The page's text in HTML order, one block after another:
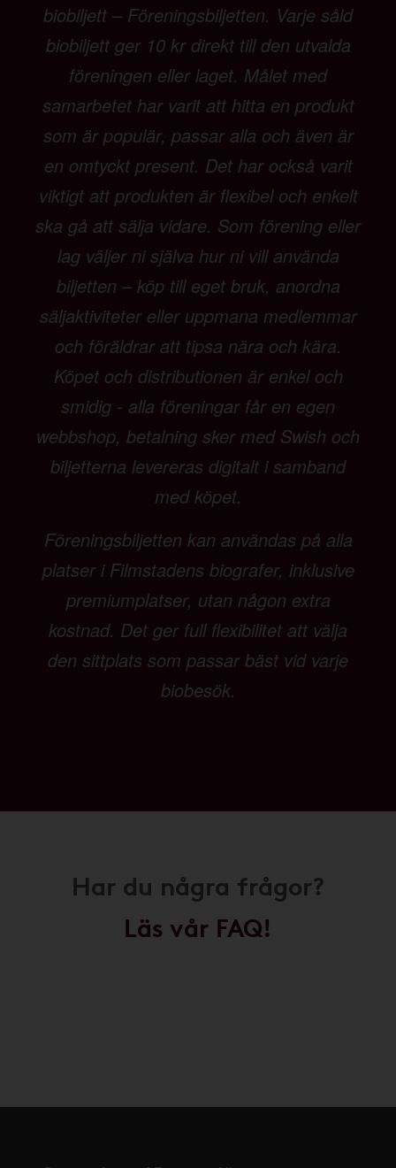
biobiljett – Föreningsbiljetten. Varje såld
biobiljett ger 10 kr direkt till den utvalda
föreningen eller laget. Målet med
samarbetet har varit att hitta en produkt
som är populär, passar alla och även är
en omtyckt present. Det har också varit
viktigt att produkten är flexibel och enkelt
ska gå att sälja vidare. Som förening eller
lag väljer ni själva hur ni vill använda
biljetten – köp till eget bruk, anordna
säljaktiviteter eller uppmana medlemmar
och föräldrar att tipsa nära och kära.
Köpet och distributionen är enkel och
smidig - alla föreningar får en egen
webbshop, betalning sker med Swish och
biljetterna levereras digitalt i samband
med köpet.
Föreningsbiljetten kan användas på alla
platser i Filmstadens biografer, inklusive
premiumplatser, utan någon extra
kostnad. Det ger full flexibilitet att välja
den sittplats som passar bäst vid varje
biobesök.
Har du några frågor?
Läs vår FAQ!